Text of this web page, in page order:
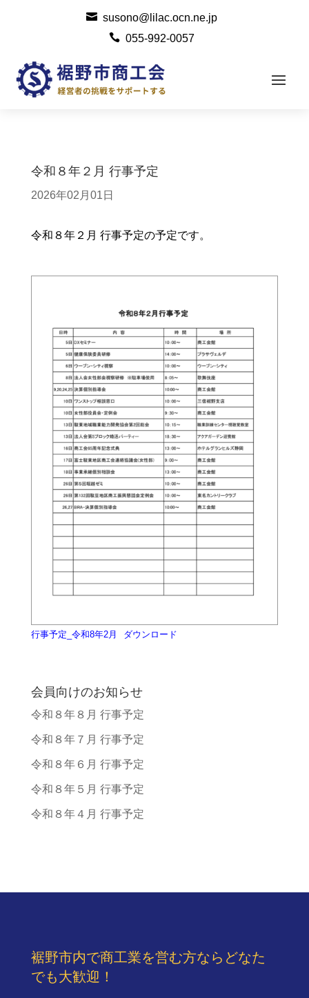
 susono@lilac.ocn.ne.jp
 055-992-0057
令和８年２月 行事予定
2026年02月01日
令和８年２月 行事予定の予定です。
行事予定_令和8年2月 ダウンロード
会員向けのお知らせ
令和８年８月 行事予定
令和８年７月 行事予定
令和８年６月 行事予定
令和８年５月 行事予定
令和８年４月 行事予定
裾野市内で商工業を営む方ならどなた
でも大歓迎！